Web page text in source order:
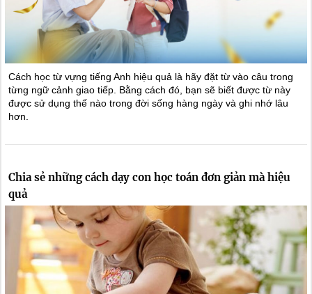
Cách học từ vựng tiếng Anh hiệu quả là hãy đặt từ vào câu trong
từng ngữ cảnh giao tiếp. Bằng cách đó, bạn sẽ biết được từ này
được sử dụng thế nào trong đời sống hàng ngày và ghi nhớ lâu
hơn.
Chia sẻ những cách dạy con học toán đơn giản mà hiệu
quả